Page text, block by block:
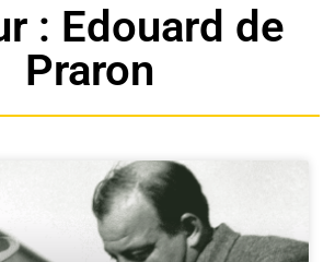
: Edouard de
Praron